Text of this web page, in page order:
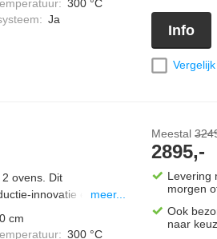
zacht sudderen naar
onderhoud.
heeft een ruime
voor maximale
en
 ideaal voor
verschil: Easy
voor moeiteloze
: 300 °C
: Ja
Info
ovens. Dit
innovatie en Retro
één brugzone voor
meer...
cm
: 300 °C
Meestal
2895,-
Levering
morgen
Ook
naar